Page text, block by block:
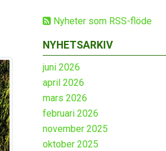
Nyheter som RSS-flöde
NYHETSARKIV
juni 2026
april 2026
mars 2026
februari 2026
november 2025
oktober 2025